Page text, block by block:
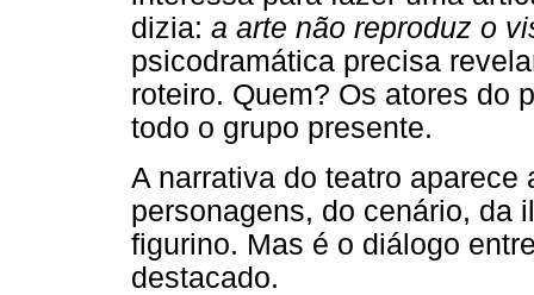
dizia: a arte não reproduz o
psicodramática precisa
roteiro. Quem? Os atores do
todo o grupo presente.
A narrativa do teatro
personagens, do cenário, da
figurino. Mas é o diálogo
destacado.